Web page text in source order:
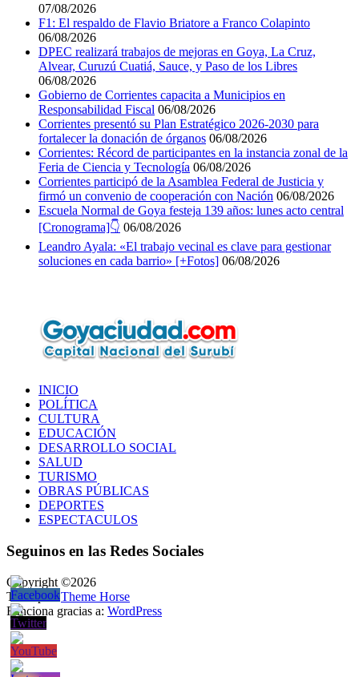
07/08/2026
F1: El respaldo de Flavio Briatore a Franco Colapinto
06/08/2026
DPEC realizará trabajos de mejoras en Goya, La Cruz,
Alvear, Curuzú Cuatiá, Sauce, y Paso de los Libres‎‎‎‎
06/08/2026
Gobierno de Corrientes capacita a Municipios en
Responsabilidad Fiscal 06/08/2026
Corrientes presentó su Plan Estratégico 2026-2030 para
fortalecer la donación de órganos 06/08/2026
Corrientes: Récord de participantes en la instancia zonal de la
Feria de Ciencia y Tecnología 06/08/2026
Corrientes participó de la Asamblea Federal de Justicia y
firmó un convenio de cooperación con Nación 06/08/2026
Escuela Normal de Goya festeja 139 años: lunes acto central
[Cronograma]👇 06/08/2026
Leandro Ayala: «El trabajo vecinal es clave para gestionar
soluciones en cada barrio» [+Fotos] 06/08/2026
INICIO
POLÍTICA
CULTURA
EDUCACIÓN
DESARROLLO SOCIAL
SALUD
TURISMO
OBRAS PÚBLICAS
DEPORTES
ESPECTACULOS
Seguinos en las Redes Sociales
Copyright ©2026
Tema por:Theme Horse
Funciona gracias a: WordPress